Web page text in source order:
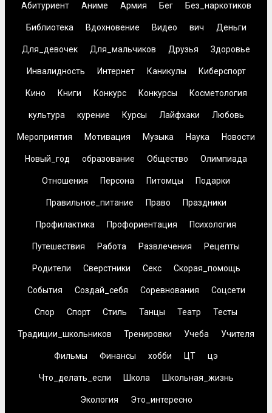
Абитуриент Аниме Армия Бег Без_наркотиков
Библиотека Вдохновение Видео вич Деньги
Для_девочек Для_мальчиков Друзья Здоровье
Инвалидность Интернет Каникулы Киберспорт
Кино Книги Конкурс Конкурсы Косметология
культура курение Курсы Лайфхаки Любовь
Мероприятия Мотивация Музыка Наука Новости
Новый_год образование Общество Олимпиада
Отношения Персона Питомцы Подарки
Правильное_питание Право Праздники
Профилактика Профориентация Психология
Путешествия Работа Развлечения Рецепты
Родители Сверстники Секс Скорая_помощь
События Создай_себя Соревнования Соцсети
Спор Спорт Стиль Танцы Театр Тесты
Традиции_школьников Тренировки Учеба Учителя
Фильмы Финансы хобби ЦТ цэ
Что_делать_если Школа Школьная_жизнь
Экология Это_интересно